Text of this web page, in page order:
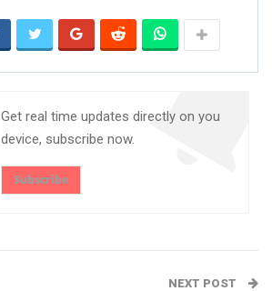
Get real time updates directly on you
device, subscribe now.
Subscribe
NEXT POST